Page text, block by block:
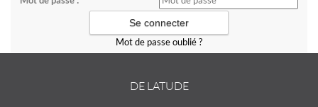
Mot de passe oublié ?
DE LATUDE